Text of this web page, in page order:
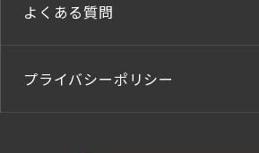
よくある質問
プライバシーポリシー